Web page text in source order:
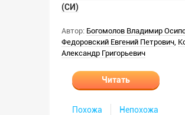
(СИ)
Автор: Богомолов Владимир
Федоровский Евгений Петрович,
Александр Григорьевич
Читать
Похожа Непохожа